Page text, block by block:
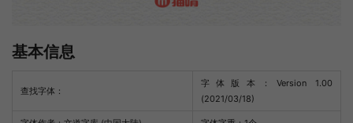
基本信息
查找字体：
字体版本：Version 1.00
(2021/03/18)